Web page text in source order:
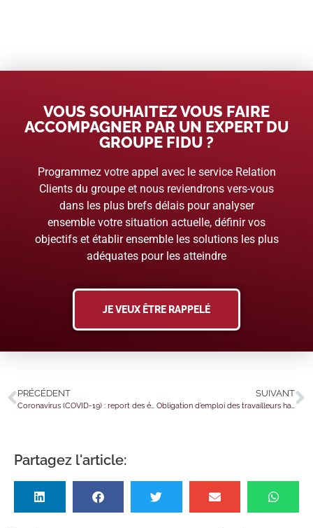
VOUS SOUHAITEZ VOUS FAIRE
ACCOMPAGNER PAR UN EXPERT DU
GROUPE FIDU ?
Programmez votre appel avec le service Relation
Clients du groupe et nous reviendrons vers-vous
dans les plus brefs délais pour analyser
ensemble votre situation actuelle, définir vos
objectifs et établir ensemble les solutions les plus
adéquates pour les atteindre
JE VEUX ÊTRE RAPPELÉ
PRÉCÉDENT
Coronavirus (COVID-19) : report des échéances sociales pour les employeurs agricoles
SUIVANT
Obligation d’emploi des travailleurs handicapés : du nouveau pour les déclarations établies en 2021
Partagez l'article: